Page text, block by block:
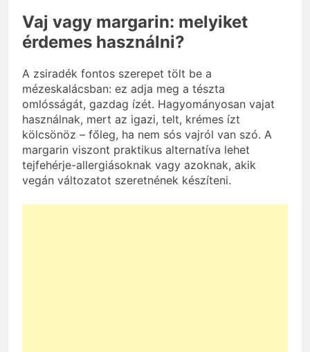
Vaj vagy margarin: melyiket
érdemes használni?
A zsiradék fontos szerepet tölt be a
mézeskalácsban: ez adja meg a tészta
omlósságát, gazdag ízét. Hagyományosan vajat
használnak, mert az igazi, telt, krémes ízt
kölcsönöz – főleg, ha nem sós vajról van szó. A
margarin viszont praktikus alternatíva lehet
tejfehérje-allergiásoknak vagy azoknak, akik
vegán változatot szeretnének készíteni.